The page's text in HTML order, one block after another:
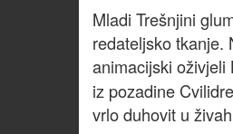
Mladi Trešnjini
redateljsko tkanje.
animacijski oživjeli
iz pozadine
vrlo duhovit u